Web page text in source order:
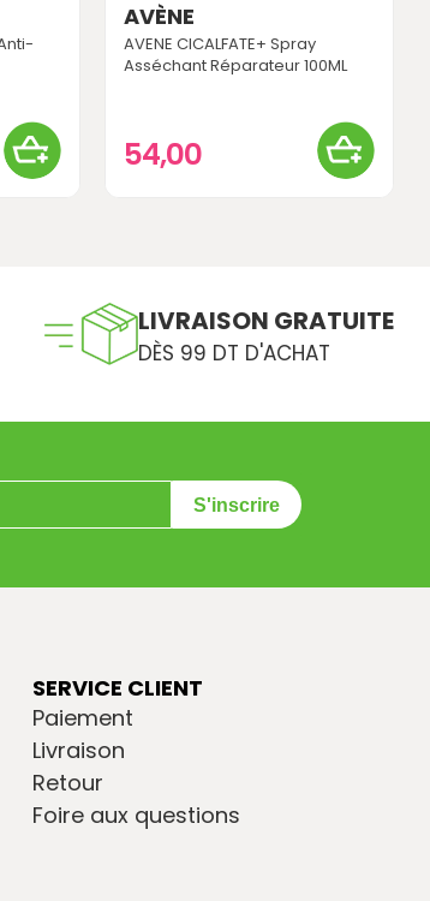
AVÈNE
AVENE CICALFATE+ Spray
Asséchant Réparateur 100ML
54,00
LIVRAISON GRATUITE
DÈS 99 DT D'ACHAT
S'inscrire
SERVICE CLIENT
Paiement
Livraison
Retour
Foire aux questions